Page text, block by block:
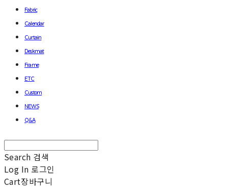
Fabric
Calendar
Curtain
Deskmat
Frame
ETC
Custom
NEWS
Q&A
Search 검색
Log In 로그인
Cart장바구니